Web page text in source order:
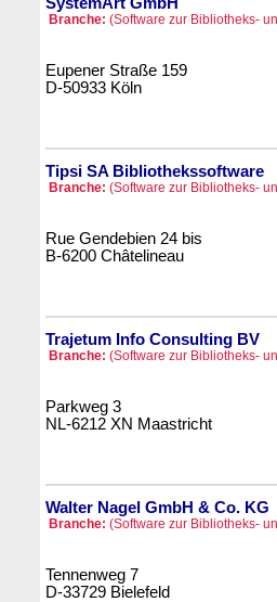
Branche: (Software zur Bibliotheks-
Eupener Straße 159
D-50933 Köln
Tipsi SA Bibliothekssoftware
Branche: (Software zur Bibliotheks-
Rue Gendebien 24 bis
B-6200 Châtelineau
Trajetum Info Consulting BV
Branche: (Software zur Bibliotheks-
Parkweg 3
NL-6212 XN Maastricht
Walter Nagel GmbH & Co. KG
Branche: (Software zur Bibliotheks-
Tennenweg 7
D-33729 Bielefeld